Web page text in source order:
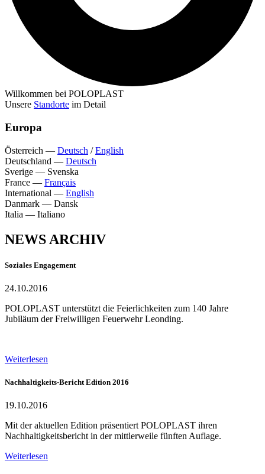
Willkommen bei POLOPLAST
Unsere Standorte im Detail
Europa
Österreich — Deutsch /English
Deutschland — Deutsch
Sverige — Svenska
France — Français
International — English
Danmark — Dansk
Italia — Italiano
NEWS ARCHIV
Soziales Engagement
24.10.2016
POLOPLAST unterstützt die Feierlichkeiten zum 140 Jahre
Jubiläum der Freiwilligen Feuerwehr Leonding.
Weiterlesen
Nachhaltigkeits-Bericht Edition 2016
19.10.2016
Mit der aktuellen Edition präsentiert POLOPLAST ihren
Nachhaltigkeitsbericht in der mittlerweile fünften Auflage.
Weiterlesen